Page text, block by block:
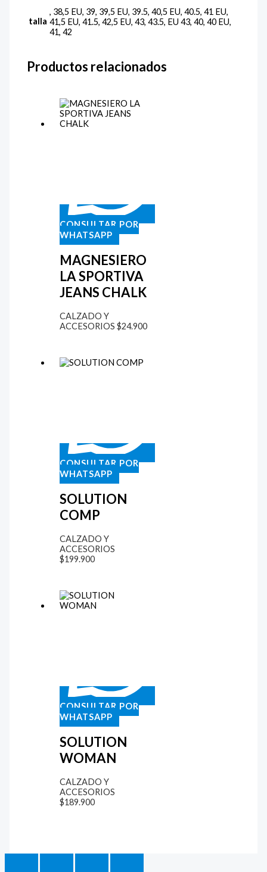
talla
, 38,5 EU, 39, 39,5 EU, 39.5, 40,5 EU, 40.5, 41 EU,
41,5 EU, 41.5, 42,5 EU, 43, 43.5, EU 43, 40, 40 EU,
41, 42
Productos relacionados
CONSULTAR POR
WHATSAPP
MAGNESIERO
LA SPORTIVA
JEANS CHALK
CALZADO Y
ACCESORIOS $24.900
CONSULTAR POR
WHATSAPP
SOLUTION
COMP
CALZADO Y
ACCESORIOS
$199.900
CONSULTAR POR
WHATSAPP
SOLUTION
WOMAN
CALZADO Y
ACCESORIOS
$189.900